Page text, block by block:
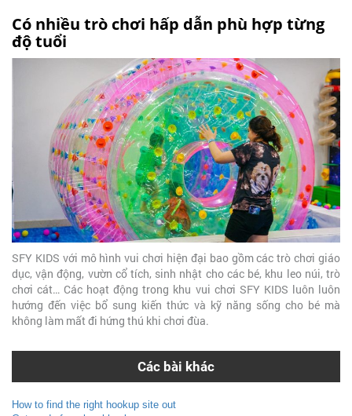
Có nhiều trò chơi hấp dẫn phù hợp từng
độ tuổi
SFY KIDS với mô hình vui chơi hiện đại bao gồm các trò chơi giáo
dục, vận động, vườn cổ tích, sinh nhật cho các bé, khu leo núi, trò
chơi cát… Các hoạt động trong khu vui chơi SFY KIDS luôn luôn
hướng đến việc bổ sung kiến thức và kỹ năng sống cho bé mà
không làm mất đi hứng thú khi chơi đùa.
Các bài khác
How to find the right hookup site out